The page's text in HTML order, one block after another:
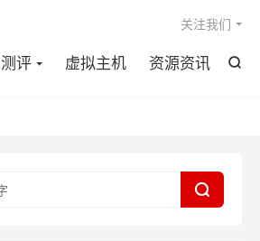

评 虚拟主机 资源资讯
关注我们
